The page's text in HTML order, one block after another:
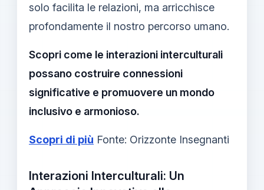
solo facilita le relazioni, ma arricchisce
profondamente il nostro percorso umano.
Scopri come le interazioni interculturali
possano costruire connessioni
significative e promuovere un mondo
inclusivo e armonioso.
Scopri di più Fonte: Orizzonte Insegnanti
Interazioni Interculturali: Un